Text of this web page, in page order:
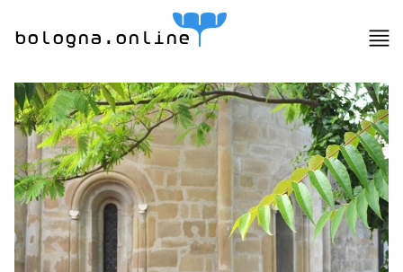
bologna.online